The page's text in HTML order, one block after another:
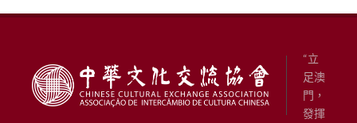
“立
足澳
門，
發揮